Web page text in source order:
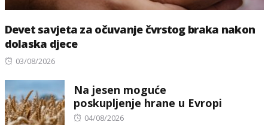
Devet savjeta za očuvanje čvrstog braka nakon
dolaska djece
Posted
03/08/2026
Na jesen moguće
poskupljenje hrane u Evropi
Posted
04/08/2026